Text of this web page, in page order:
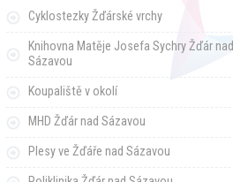
Cyklostezky Žďárské vrchy
Knihovna Matěje Josefa Sychry Žďár nad
Sázavou
Koupaliště v okolí
MHD Žďár nad Sázavou
Plesy ve Žďáře nad Sázavou